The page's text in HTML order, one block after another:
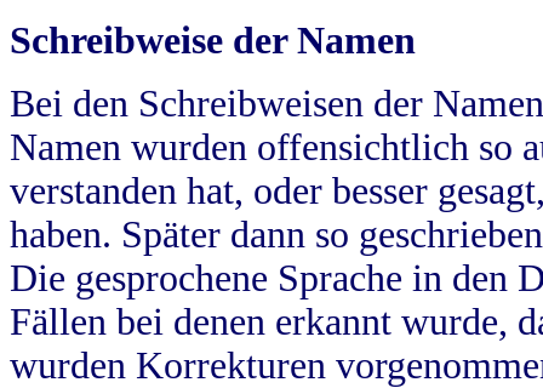
Schreibweise der Namen
Bei den Schreibweisen der
Namen wurden offensichtlich so
verstanden hat, oder besser
haben. Später dann so
Die gesprochene Sprache in
Fällen bei denen erkannt wurde,
wurden Korrekturen